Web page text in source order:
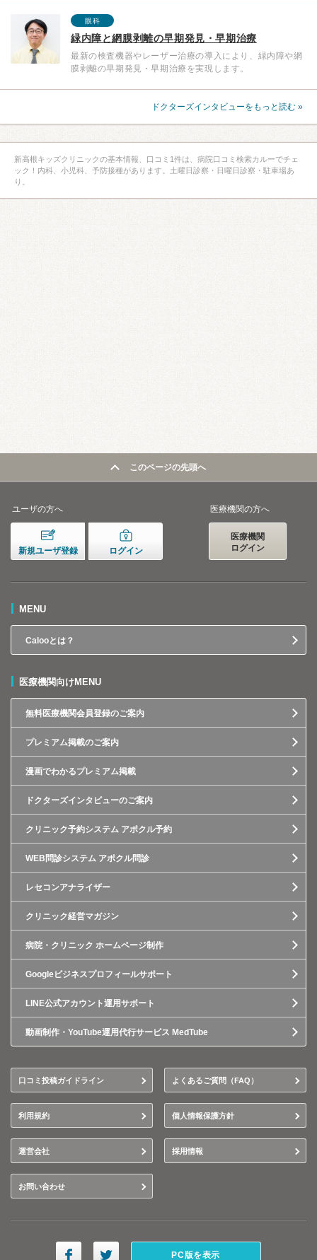
眼科
緑内障と網膜剥離の早期発見・早期治療
最新の検査機器やレーザー治療の導入により、緑内障や網
膜剥離の早期発見・早期治療を実現します。
ドクターズインタビューをもっと読む »
新高根キッズクリニックの基本情報、口コミ1件は、病院口コミ検索カルーでチェ
ック！内科、小児科、予防接種があります。土曜日診察・日曜日診察・駐車場あ
り。
このページの先頭へ
ユーザの方へ
新規ユーザ登録 ログイン
医療機関の方へ
医療機関
ログイン
MENU
Calooとは？
医療機関向けMENU
無料医療機関会員登録のご案内
プレミアム掲載のご案内
漫画でわかるプレミアム掲載
ドクターズインタビューのご案内
クリニック予約システム アポクル予約
WEB問診システム アポクル問診
レセコンアナライザー
クリニック経営マガジン
病院・クリニック ホームページ制作
Googleビジネスプロフィールサポート
LINE公式アカウント運用サポート
動画制作・YouTube運用代行サービス MedTube
口コミ投稿ガイドライン よくあるご質問（FAQ）
利用規約 個人情報保護方針
運営会社 採用情報
お問い合わせ
PC版を表示